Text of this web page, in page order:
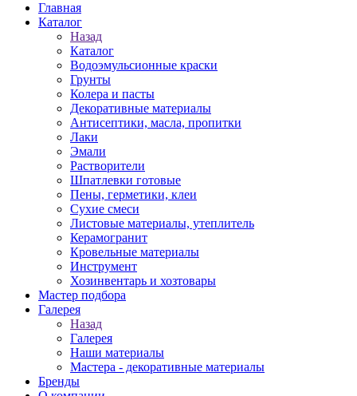
Главная
Каталог
Назад
Каталог
Водоэмульсионные краски
Грунты
Колера и пасты
Декоративные материалы
Антисептики, масла, пропитки
Лаки
Эмали
Растворители
Шпатлевки готовые
Пены, герметики, клеи
Сухие смеси
Листовые материалы, утеплитель
Керамогранит
Кровельные материалы
Инструмент
Хозинвентарь и хозтовары
Мастер подбора
Галерея
Назад
Галерея
Наши материалы
Мастера - декоративные материалы
Бренды